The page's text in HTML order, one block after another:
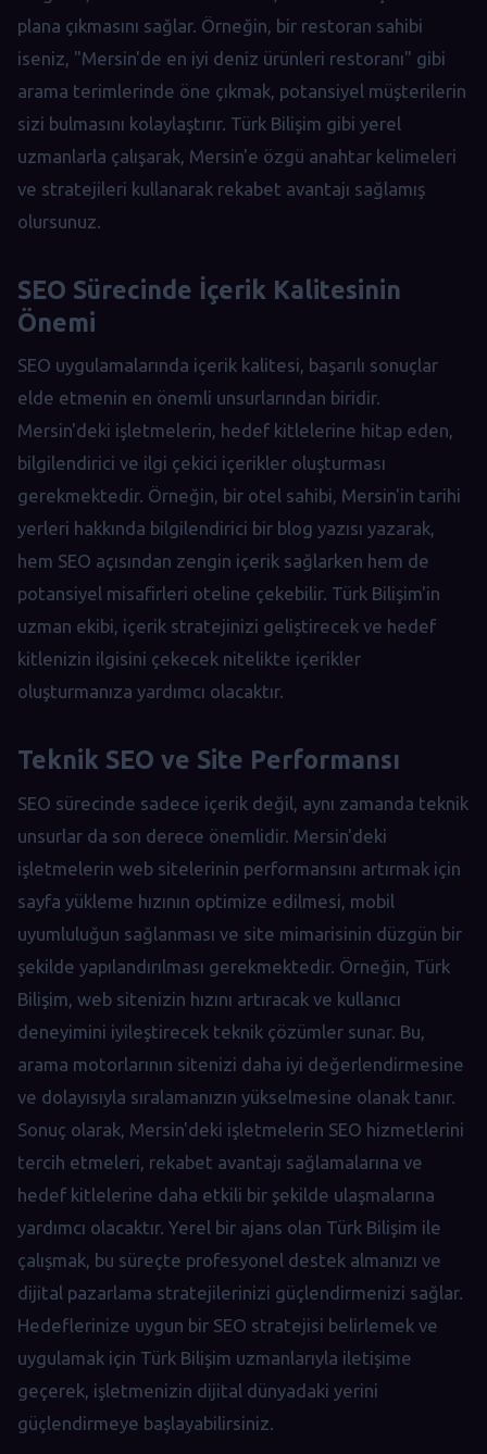
plana çıkmasını sağlar. Örneğin, bir restoran sahibi
iseniz, "Mersin'de en iyi deniz ürünleri restoranı" gibi
arama terimlerinde öne çıkmak, potansiyel müşterilerin
sizi bulmasını kolaylaştırır. Türk Bilişim gibi yerel
uzmanlarla çalışarak, Mersin'e özgü anahtar kelimeleri
ve stratejileri kullanarak rekabet avantajı sağlamış
olursunuz.
SEO Sürecinde İçerik Kalitesinin
Önemi
SEO uygulamalarında içerik kalitesi, başarılı sonuçlar
elde etmenin en önemli unsurlarından biridir.
Mersin'deki işletmelerin, hedef kitlelerine hitap eden,
bilgilendirici ve ilgi çekici içerikler oluşturması
gerekmektedir. Örneğin, bir otel sahibi, Mersin'in tarihi
yerleri hakkında bilgilendirici bir blog yazısı yazarak,
hem SEO açısından zengin içerik sağlarken hem de
potansiyel misafirleri oteline çekebilir. Türk Bilişim'in
uzman ekibi, içerik stratejinizi geliştirecek ve hedef
kitlenizin ilgisini çekecek nitelikte içerikler
oluşturmanıza yardımcı olacaktır.
Teknik SEO ve Site Performansı
SEO sürecinde sadece içerik değil, aynı zamanda teknik
unsurlar da son derece önemlidir. Mersin'deki
işletmelerin web sitelerinin performansını artırmak için
sayfa yükleme hızının optimize edilmesi, mobil
uyumluluğun sağlanması ve site mimarisinin düzgün bir
şekilde yapılandırılması gerekmektedir. Örneğin, Türk
Bilişim, web sitenizin hızını artıracak ve kullanıcı
deneyimini iyileştirecek teknik çözümler sunar. Bu,
arama motorlarının sitenizi daha iyi değerlendirmesine
ve dolayısıyla sıralamanızın yükselmesine olanak tanır.
Sonuç olarak, Mersin'deki işletmelerin SEO hizmetlerini
tercih etmeleri, rekabet avantajı sağlamalarına ve
hedef kitlelerine daha etkili bir şekilde ulaşmalarına
yardımcı olacaktır. Yerel bir ajans olan Türk Bilişim ile
çalışmak, bu süreçte profesyonel destek almanızı ve
dijital pazarlama stratejilerinizi güçlendirmenizi sağlar.
Hedeflerinize uygun bir SEO stratejisi belirlemek ve
uygulamak için Türk Bilişim uzmanlarıyla iletişime
geçerek, işletmenizin dijital dünyadaki yerini
güçlendirmeye başlayabilirsiniz.